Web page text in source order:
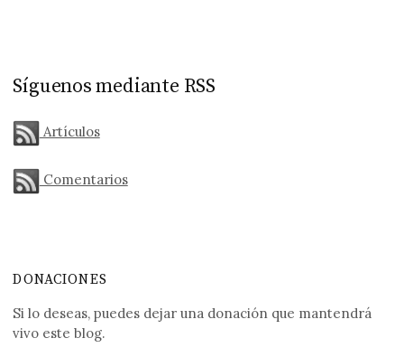
Síguenos mediante RSS
Artículos
Comentarios
DONACIONES
Si lo deseas, puedes dejar una donación que mantendrá
vivo este blog.